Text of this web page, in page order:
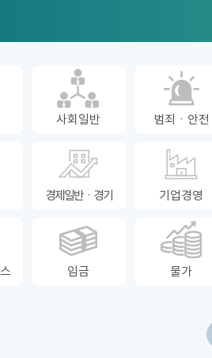
사회일반 범죄ㆍ안전
경제일반ㆍ경기 기업경영
임금 물가